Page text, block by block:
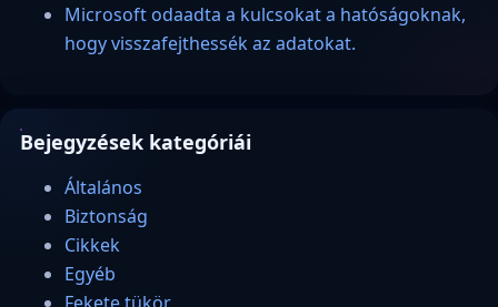
Microsoft odaadta a kulcsokat a hatóságoknak,
hogy visszafejthessék az adatokat.
Bejegyzések kategóriái
Általános
Biztonság
Cikkek
Egyéb
Fekete tükör